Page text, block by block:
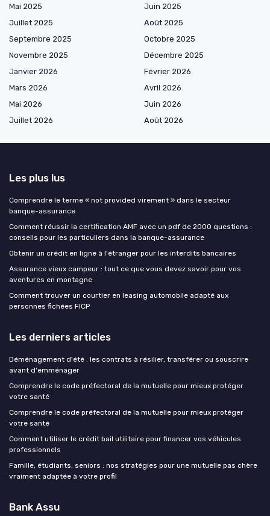
Mai 2025
Juin 2025
Juillet 2025
Août 2025
Septembre 2025
Octobre 2025
Novembre 2025
Décembre 2025
Janvier 2026
Février 2026
Mars 2026
Avril 2026
Mai 2026
Juin 2026
Juillet 2026
Août 2026
Les plus lus
Comprendre le terme « not provided virement » dans le secteur
banque-assurance
Comment réussir la certification AMF avec un pdf de 2000 questions :
conseils pour les particuliers dans la banque-assurance
Obtenir un crédit en ligne à l'étranger pour les interdits bancaires
Assurance vieux campeur : tout ce que vous devez savoir pour vos
aventures en montagne
Comment trouver un courtier en leasing automobile adapté aux
personnes fichées FICP
Les derniers articles
Déménagement d'été : les contrats à résilier, transférer ou souscrire
avant d'emménager
Comprendre le code préfectoral de la mutuelle pour mieux protéger
votre santé
Comprendre le code préfectoral de la mutuelle pour mieux protéger
votre santé
Comment utiliser le crédit bail utilitaire pour financer vos véhicules
professionnels
Famille, étudiants, seniors : nos stratégies pour une mutuelle pas chère
vraiment adaptée à votre profil
Bank Assu